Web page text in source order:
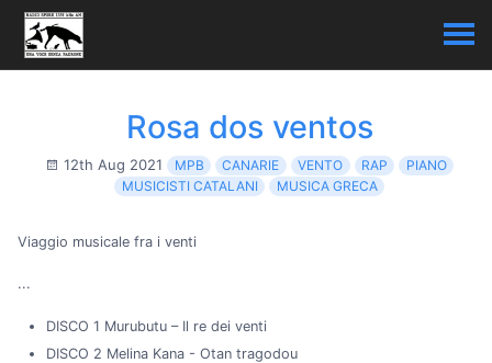
Rosa dos ventos
12th Aug 2021 MPB CANARIE VENTO RAP
PIANO
MUSICISTI CATALANI
MUSICA GRECA
Viaggio musicale fra i venti
...
DISCO 1 Murubutu – Il re dei venti
DISCO 2 Melina Kana - Otan tragodou